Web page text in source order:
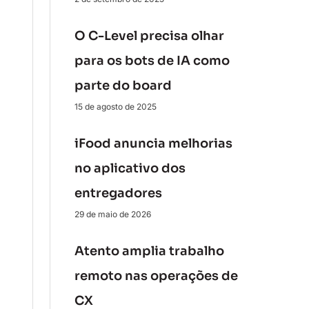
O C-Level precisa olhar
para os bots de IA como
parte do board
15 de agosto de 2025
iFood anuncia melhorias
no aplicativo dos
entregadores
29 de maio de 2026
Atento amplia trabalho
remoto nas operações de
CX